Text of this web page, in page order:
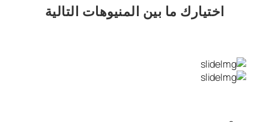
اختيارك ما بين المنيوهات التالية